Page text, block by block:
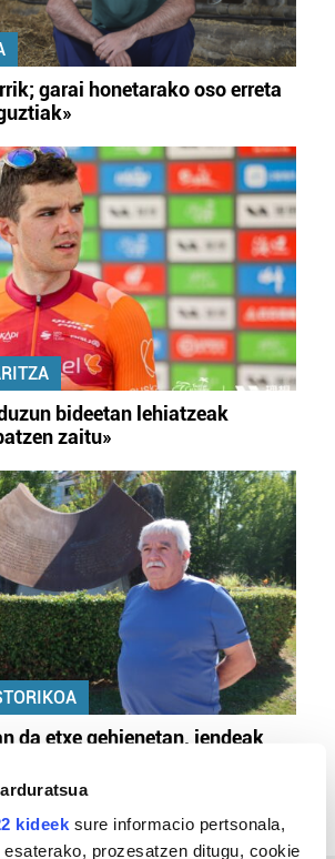
kideek sure informacio pertsonala,
prozesatzen ditugu, cookie
garai honetarako oso erreta
bideetan lehiatzeak
zaitu»
da etxe gehienetan, jendeak